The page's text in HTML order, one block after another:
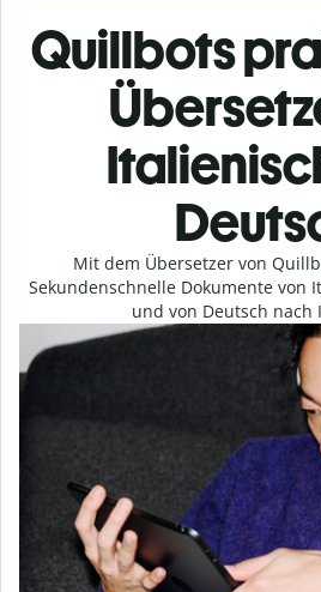
Quillbots
Mit dem Übersetzer von
Sekundenschnelle Dokumente von
und von Deutsch nach